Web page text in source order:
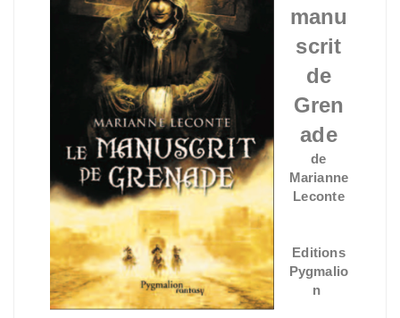
manu
scrit
de
Gren
ade
de
Marianne
Leconte
Editions
Pygmalio
n